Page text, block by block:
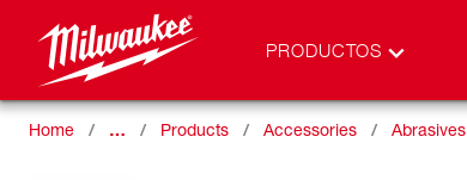
PRODUCTOS
Home … Products Accessories Abrasives